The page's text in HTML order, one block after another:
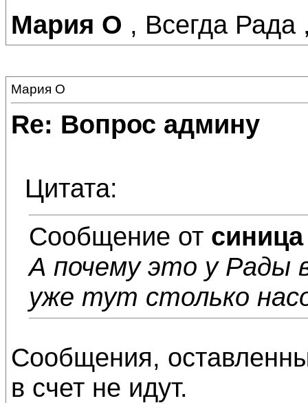
Мария О , Всегда Рада
Мария О
Re: Вопрос админу
Цитата:
Сообщение от синица
А почему это у Рады
уже тут столько
Сообщения,
в счет не идут.